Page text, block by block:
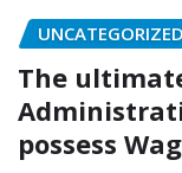
UNCATEGORIZED
The
possess